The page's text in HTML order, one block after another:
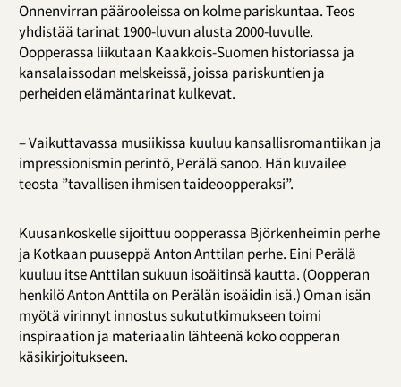
Onnenvirran päärooleissa on kolme pariskuntaa. Teos
yhdistää tarinat 1900-luvun alusta 2000-luvulle.
Oopperassa liikutaan Kaakkois-Suomen historiassa ja
kansalaissodan melskeissä, joissa pariskuntien ja
perheiden elämäntarinat kulkevat.
– Vaikuttavassa musiikissa kuuluu kansallisromantiikan ja
impressionismin perintö, Perälä sanoo. Hän kuvailee
teosta ”tavallisen ihmisen taideoopperaksi”.
Kuusankoskelle sijoittuu oopperassa Björkenheimin perhe
ja Kotkaan puuseppä Anton Anttilan perhe. Eini Perälä
kuuluu itse Anttilan sukuun isoäitinsä kautta. (Oopperan
henkilö Anton Anttila on Perälän isoäidin isä.) Oman isän
myötä virinnyt innostus sukututkimukseen toimi
inspiraation ja materiaalin lähteenä koko oopperan
käsikirjoitukseen.